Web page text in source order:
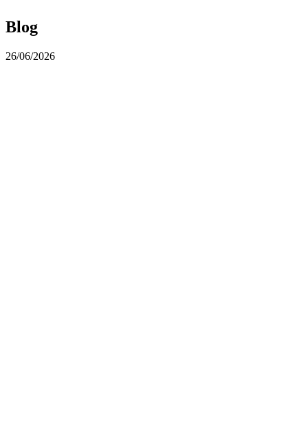
Blog
26/06/2026